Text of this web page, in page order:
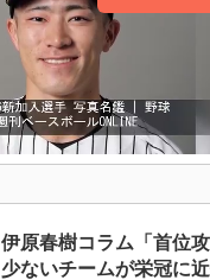
伊原春樹コラム「首位
少ないチームが栄冠に近